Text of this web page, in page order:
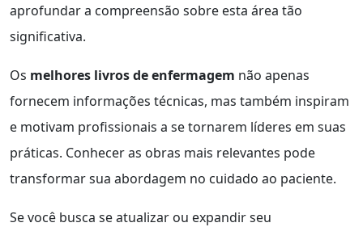
aprofundar a compreensão sobre esta área tão
significativa.
Os melhores livros de enfermagem não apenas
fornecem informações técnicas, mas também inspiram
e motivam profissionais a se tornarem líderes em suas
práticas. Conhecer as obras mais relevantes pode
transformar sua abordagem no cuidado ao paciente.
Se você busca se atualizar ou expandir seu